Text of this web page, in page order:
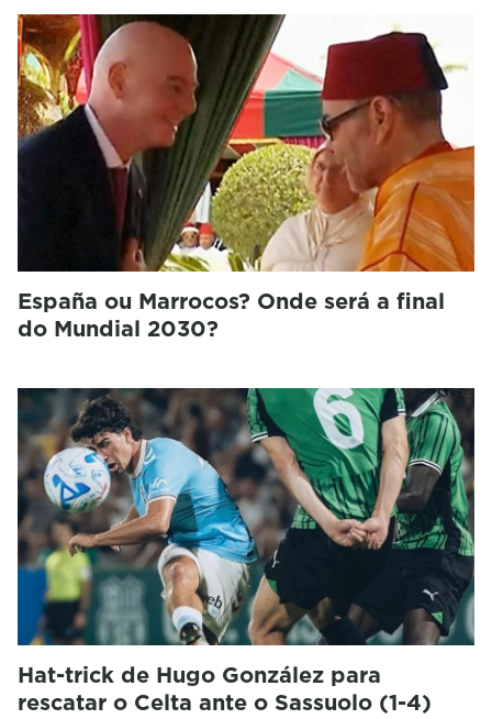
España ou Marrocos? Onde será a final
do Mundial 2030?
Hat-trick de Hugo González para
rescatar o Celta ante o Sassuolo (1-4)